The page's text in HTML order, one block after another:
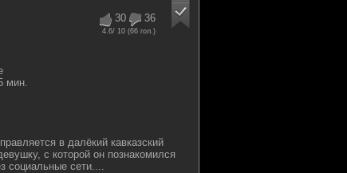
30 36
4.6/ 10 (66 гол.)
мин.
в далёкий кавказский
с которой он познакомился
социальные сети....